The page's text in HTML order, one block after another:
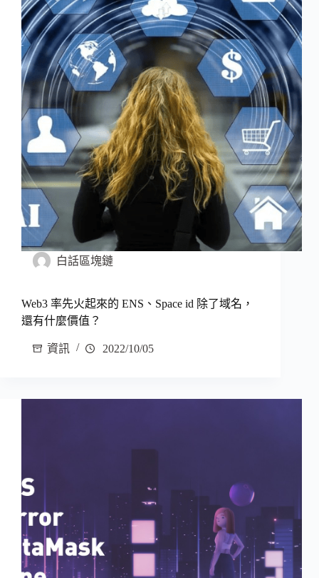
白話區塊鏈
Web3 率先火起來的 ENS、Space id 除了域名，
還有什麼價值？
資訊 2022/10/05